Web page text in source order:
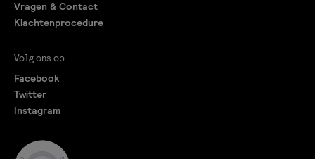
Vragen & Contact
Klachtenprocedure
Volg ons op
Facebook
Twitter
Instagram